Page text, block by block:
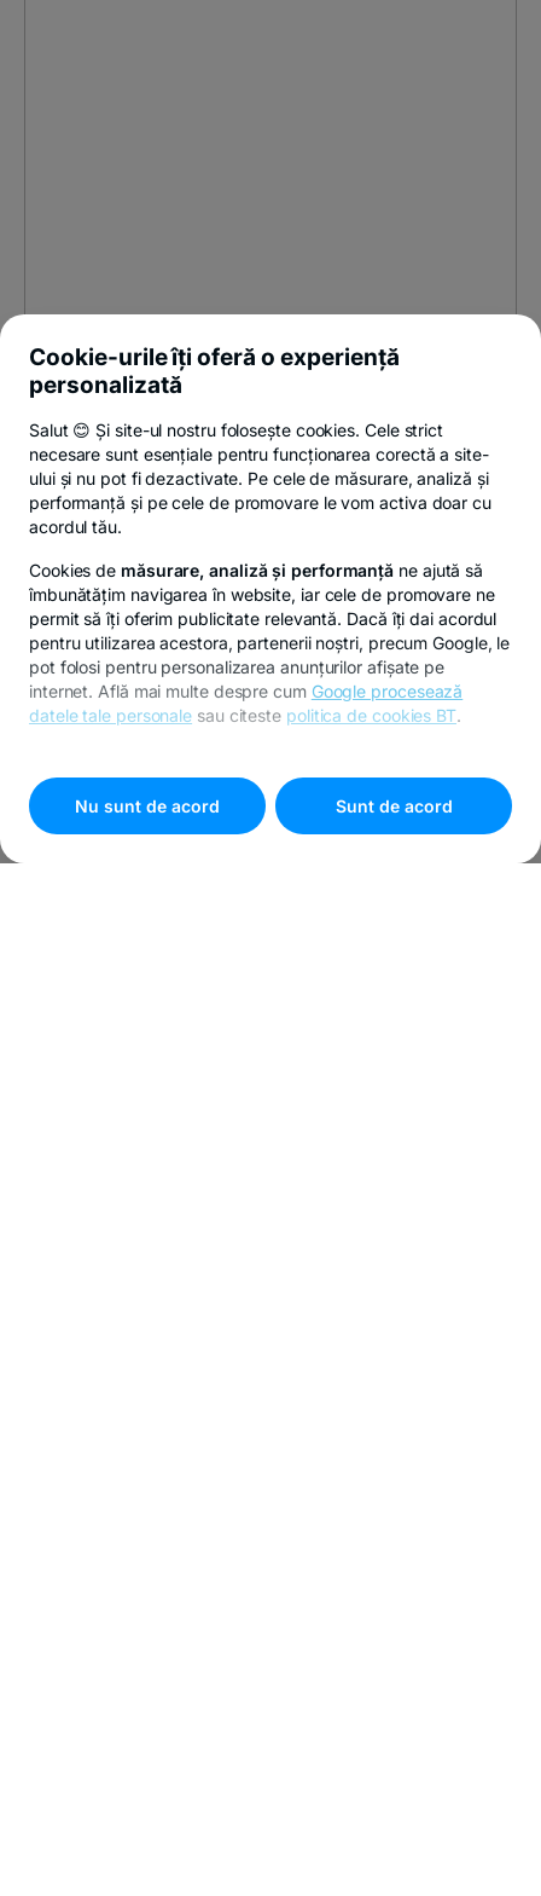
Cookie-urile îți oferă o experiență
personalizată
Salut 😊 Și site-ul nostru folosește cookies. Cele strict
necesare sunt esențiale pentru funcționarea corectă a site-
ului și nu pot fi dezactivate. Pe cele de măsurare, analiză și
performanță și pe cele de promovare le vom activa doar cu
acordul tău.
Cookies de măsurare, analiză și performanță ne ajută să
îmbunătățim navigarea în website, iar cele de promovare ne
permit să îți oferim publicitate relevantă. Dacă îți dai acordul
pentru utilizarea acestora, partenerii noștri, precum Google, le
pot folosi pentru personalizarea anunțurilor afișate pe
internet. Află mai multe despre cum Google procesează
datele tale personale sau citeste politica de cookies BT.
cookies"
Nu sunt de acord
Sunt de acord